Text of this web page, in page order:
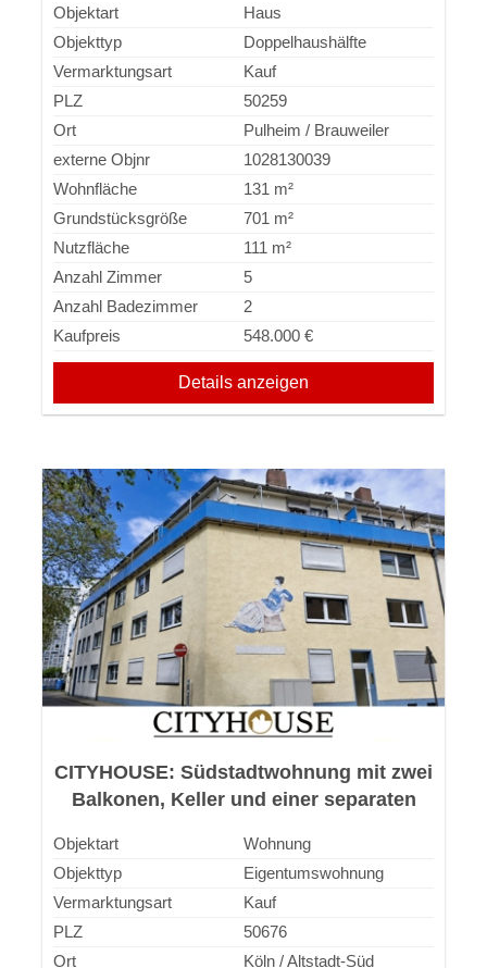
Objektart
Haus
Objekttyp
Doppelhaushälfte
Vermarktungsart
Kauf
PLZ
50259
Ort
Pulheim / Brauweiler
externe Objnr
1028130039
Wohnfläche
131 m²
Grundstücksgröße
701 m²
Nutzfläche
111 m²
Anzahl Zimmer
5
Anzahl Badezimmer
2
Kaufpreis
548.000 €
Details anzeigen
CITYHOUSE: Südstadtwohnung mit zwei
Balkonen, Keller und einer separaten
Objektart
Wohnung
Objekttyp
Eigentumswohnung
Vermarktungsart
Kauf
PLZ
50676
Ort
Köln / Altstadt-Süd